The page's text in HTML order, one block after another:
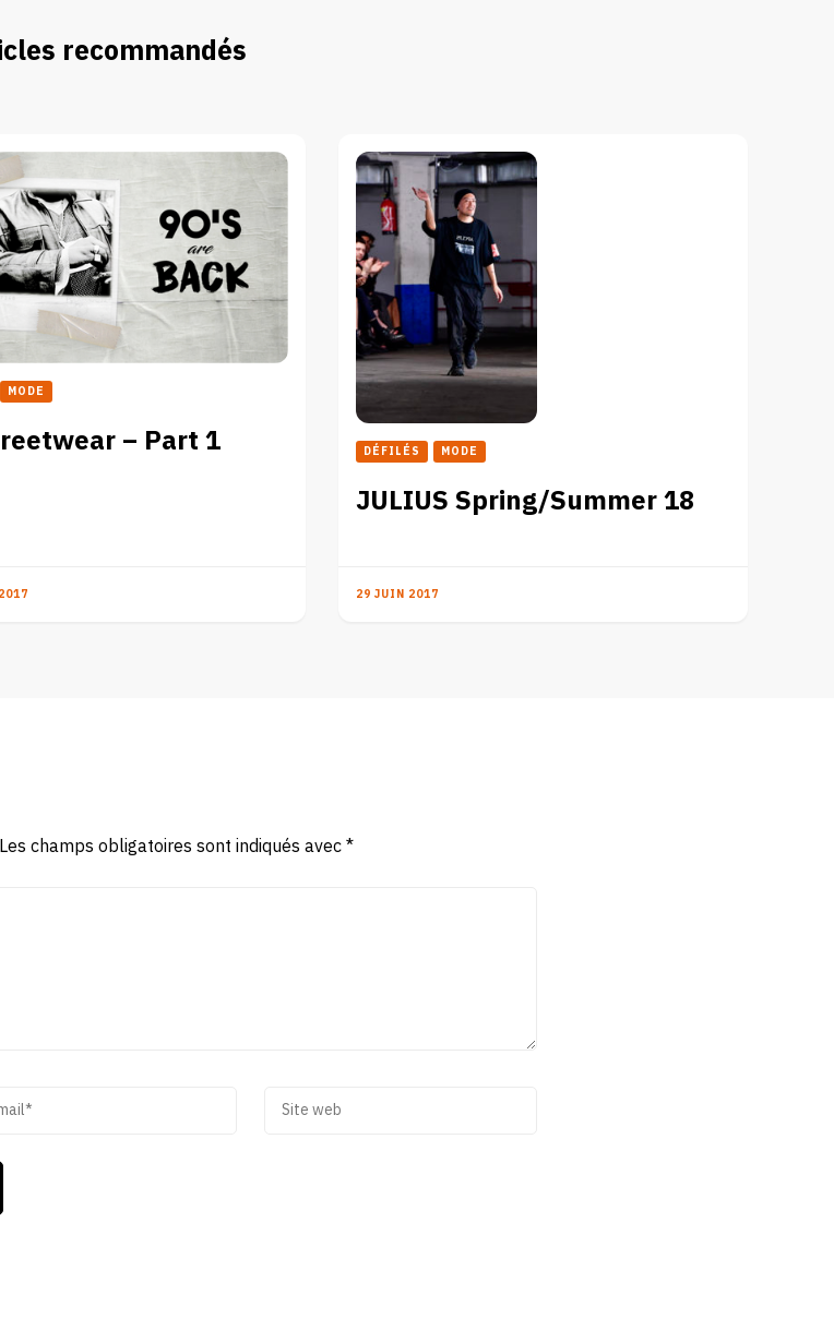
recommandés
MODE
– Part 1 DÉFILÉS MODE
JULIUS Spring/Summer 18
29 JUIN 2017
Les champs obligatoires sont indiqués avec*